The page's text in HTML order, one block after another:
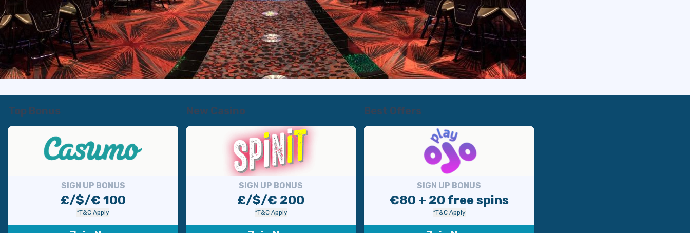
Top Bonus
SIGN UP BONUS
£/$/€ 100
*T&C Apply
New Casino
SIGN UP BONUS
£/$/€ 200
*T&C Apply
Best Offers
SIGN UP BONUS
€80 + 20 free spins
*T&C Apply